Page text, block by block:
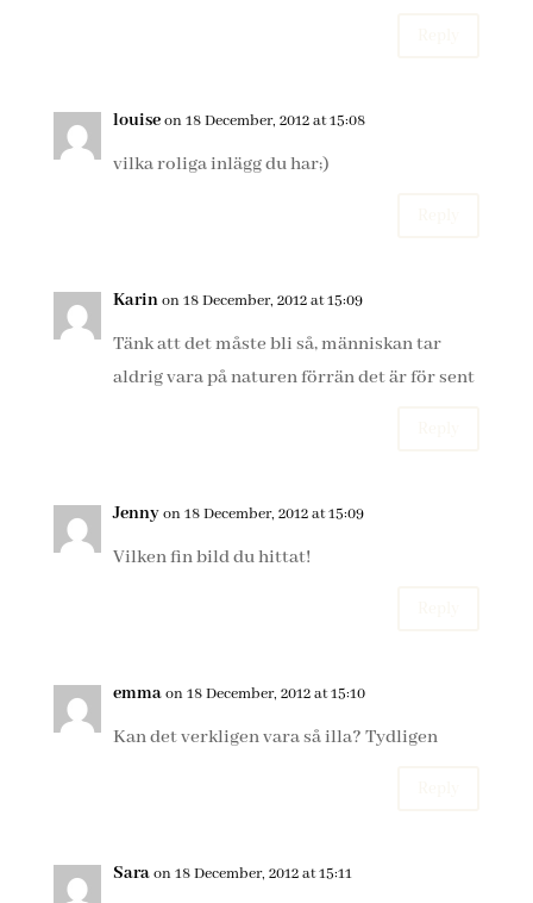
louiseon 18 December, 2012 at 15:08
vilka roliga inlägg du har;)
Karinon 18 December, 2012 at 15:09
Tänk att det måste bli så, människan tar
aldrig vara på naturen förrän det är för sent
Jennyon 18 December, 2012 at 15:09
Vilken fin bild du hittat!
emmaon 18 December, 2012 at 15:10
Kan det verkligen vara så illa? Tydligen
Saraon 18 December, 2012 at 15:11